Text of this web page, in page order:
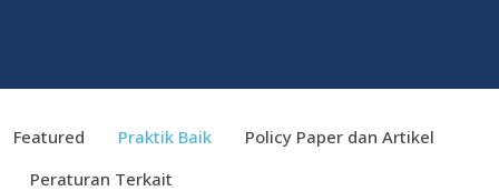
Featured Praktik Baik
Policy Paper dan Artikel
Peraturan Terkait